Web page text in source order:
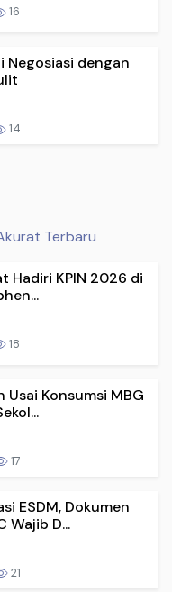
16
Negosiasi dengan
14
Terbaru
Hadiri KPIN 2026 di
18
Usai Konsumsi MBG
17
ESDM, Dokumen
Wajib D...
21